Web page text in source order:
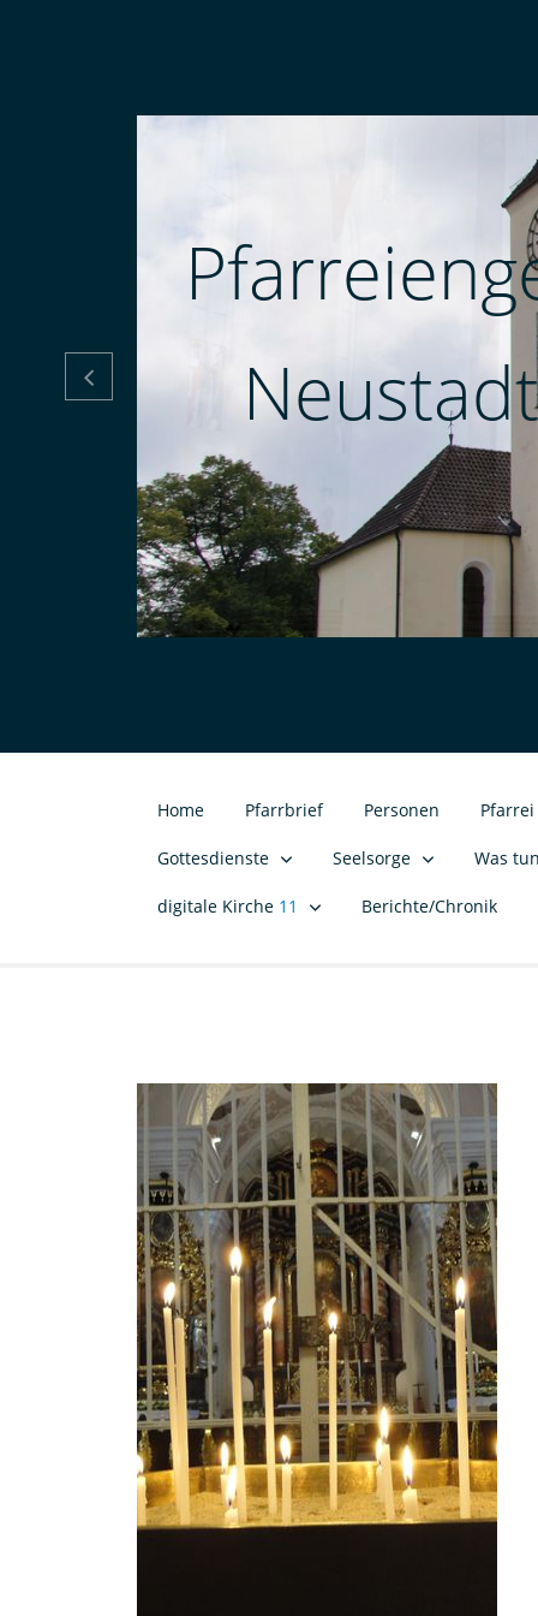

Home Pfarrbrief Personen
Gottesdienste Seelsorge Was
digitale Kirche 11 Berichte/Chronik